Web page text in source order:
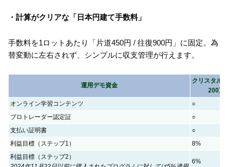
・計算がクリアな「日本円建て手数料」
手数料を1ロットあたり「片道450円 / 往復900円」に固定。為
替変動に左右されず、シンプルに収支管理が行えます。
運用デモ資金
クリスタル
200万
オンライン学習コンテンツ
○
プロトレーダー認定証
○
支払い証明書
○
利益目標（ステップ1）
8%
利益目標（ステップ2）
6%